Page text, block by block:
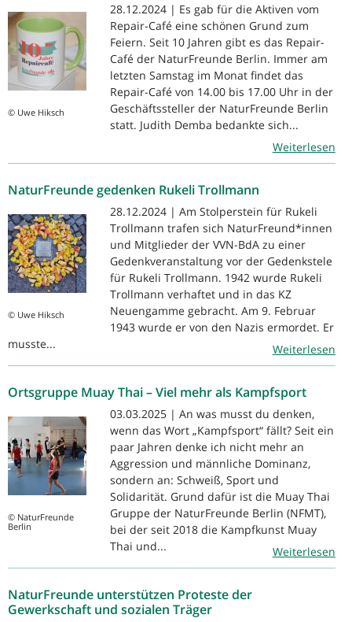
© Uwe Hiksch
28.12.2024 | Es gab für die Aktiven vom
Repair-Café eine schönen Grund zum
Feiern. Seit 10 Jahren gibt es das Repair-
Café der NaturFreunde Berlin. Immer am
letzten Samstag im Monat findet das
Repair-Café von 14.00 bis 17.00 Uhr in der
Geschäftssteller der NaturFreunde Berlin
statt. Judith Demba bedankte sich...
Weiterlesen
NaturFreunde gedenken Rukeli Trollmann
© Uwe Hiksch
28.12.2024 | Am Stolperstein für Rukeli
Trollmann trafen sich NaturFreund*innen
und Mitglieder der VVN-BdA zu einer
Gedenkveranstaltung vor der Gedenkstele
für Rukeli Trollmann. 1942 wurde Rukeli
Trollmann verhaftet und in das KZ
Neuengamme gebracht. Am 9. Februar
1943 wurde er von den Nazis ermordet. Er
musste...
Weiterlesen
Ortsgruppe Muay Thai – Viel mehr als Kampfsport
© NaturFreunde
Berlin
03.03.2025 | An was musst du denken,
wenn das Wort „Kampfsport“ fällt? Seit ein
paar Jahren denke ich nicht mehr an
Aggression und männliche Dominanz,
sondern an: Schweiß, Sport und
Solidarität. Grund dafür ist die Muay Thai
Gruppe der NaturFreunde Berlin (NFMT),
bei der seit 2018 die Kampfkunst Muay
Thai und...
Weiterlesen
NaturFreunde unterstützen Proteste der
Gewerkschaft und sozialen Träger